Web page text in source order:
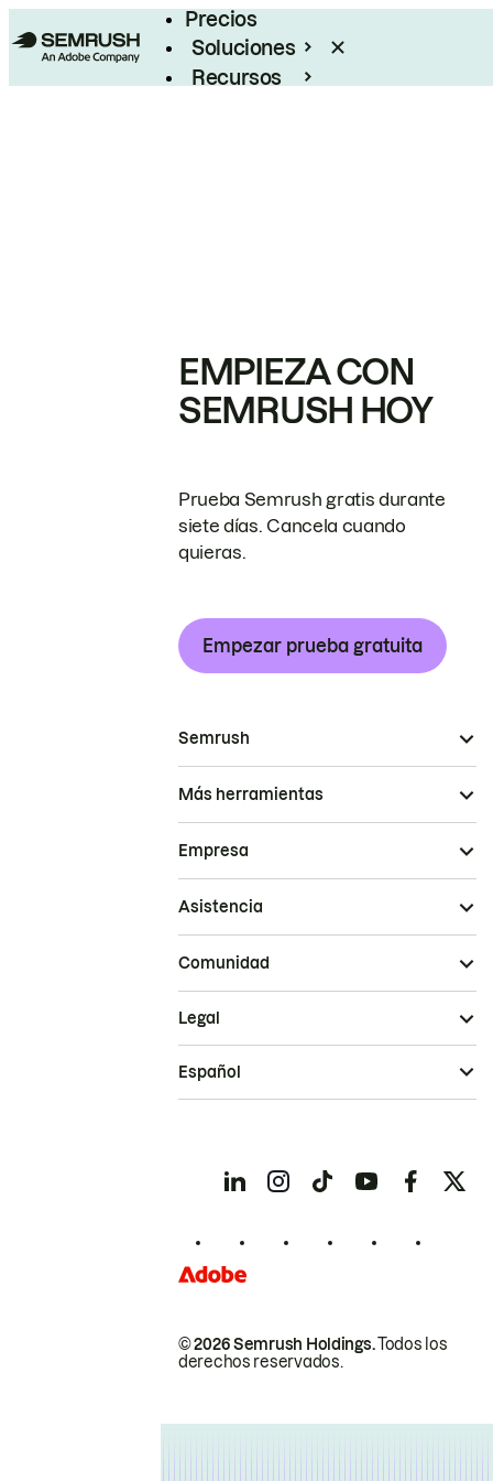
Precios
Soluciones
Recursos
EMPIEZA CON
SEMRUSH HOY
Prueba Semrush gratis durante
siete días. Cancela cuando
quieras.
Empezar prueba gratuita
Semrush
Más herramientas
Empresa
Asistencia
Comunidad
© 2026 Semrush Holdings.Todos los
derechos reservados.
Legal
Español